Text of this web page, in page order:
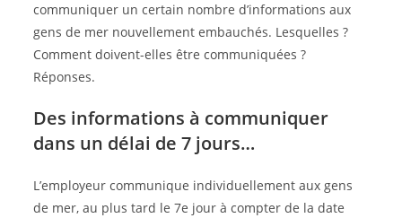
communiquer un certain nombre d’informations aux
gens de mer nouvellement embauchés. Lesquelles ?
Comment doivent-elles être communiquées ?
Réponses.
Des informations à communiquer
dans un délai de 7 jours…
L’employeur communique individuellement aux gens
de mer, au plus tard le 7e jour à compter de la date